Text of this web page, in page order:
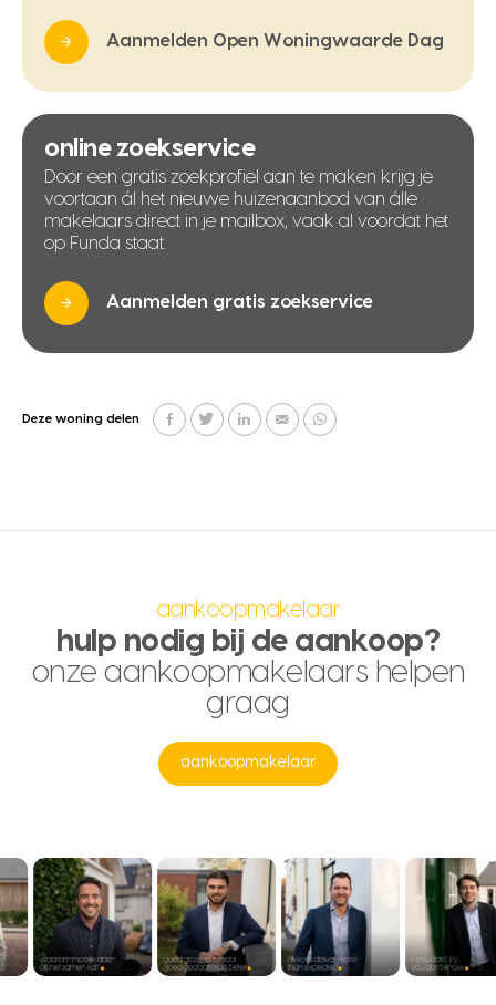
Aanmelden Open Woningwaarde Dag
online zoekservice
Door een gratis zoekprofiel aan te maken krijg je
voortaan ál het nieuwe huizenaanbod van álle
makelaars direct in je mailbox, vaak al voordat het
op Funda staat.
Aanmelden gratis zoekservice
Deze woning delen
aankoopmakelaar
hulp nodig bij de aankoop?
onze aankoopmakelaars helpen
graag
aankoopmakelaar